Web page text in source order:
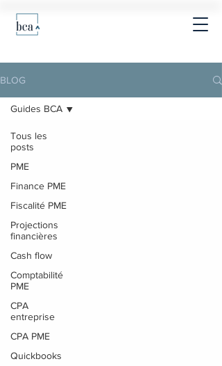
BLOG
Tous les
posts
PME
Finance PME
Fiscalité PME
Projections
financières
Cash flow
Comptabilité
PME
CPA
entreprise
CPA PME
Quickbooks
Guides BCA